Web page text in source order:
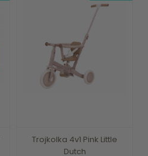
Trojkolka 4v1 Pink Little
Dutch